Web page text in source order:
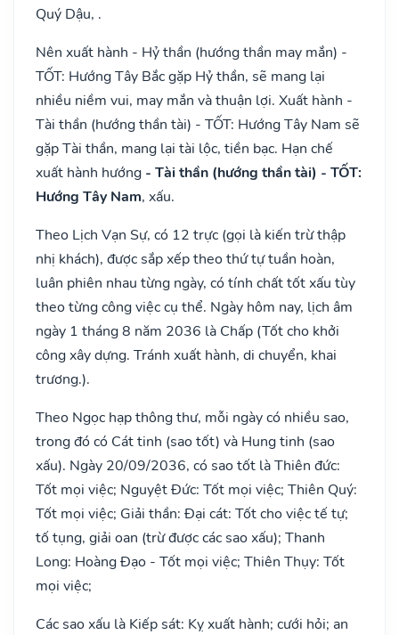
Quý Dậu, .
Nên xuất hành - Hỷ thần (hướng thần may mắn) -
TỐT: Hướng Tây Bắc gặp Hỷ thần, sẽ mang lại
nhiều niềm vui, may mắn và thuận lợi. Xuất hành -
Tài thần (hướng thần tài) - TỐT: Hướng Tây Nam sẽ
gặp Tài thần, mang lại tài lộc, tiền bạc. Hạn chế
xuất hành hướng - Tài thần (hướng thần tài) - TỐT:
Hướng Tây Nam, xấu.
Theo Lịch Vạn Sự, có 12 trực (gọi là kiến trừ thập
nhị khách), được sắp xếp theo thứ tự tuần hoàn,
luân phiên nhau từng ngày, có tính chất tốt xấu tùy
theo từng công việc cụ thể. Ngày hôm nay, lịch âm
ngày 1 tháng 8 năm 2036 là Chấp (Tốt cho khởi
công xây dựng. Tránh xuất hành, di chuyển, khai
trương.).
Theo Ngọc hạp thông thư, mỗi ngày có nhiều sao,
trong đó có Cát tinh (sao tốt) và Hung tinh (sao
xấu). Ngày 20/09/2036, có sao tốt là Thiên đức:
Tốt mọi việc; Nguyệt Đức: Tốt mọi việc; Thiên Quý:
Tốt mọi việc; Giải thần: Đại cát: Tốt cho việc tế tự;
tố tụng, giải oan (trừ được các sao xấu); Thanh
Long: Hoàng Đạo - Tốt mọi việc; Thiên Thụy: Tốt
mọi việc;
Các sao xấu là Kiếp sát: Kỵ xuất hành; cưới hỏi; an